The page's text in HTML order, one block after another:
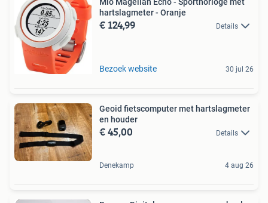
hartslagmeter - Oranje
€ 124,99 Details
Bezoek website 30 jul 26
Geoid fietscomputer met hartslagmeter
en houder
€ 45,00 Details
Denekamp 4 aug 26